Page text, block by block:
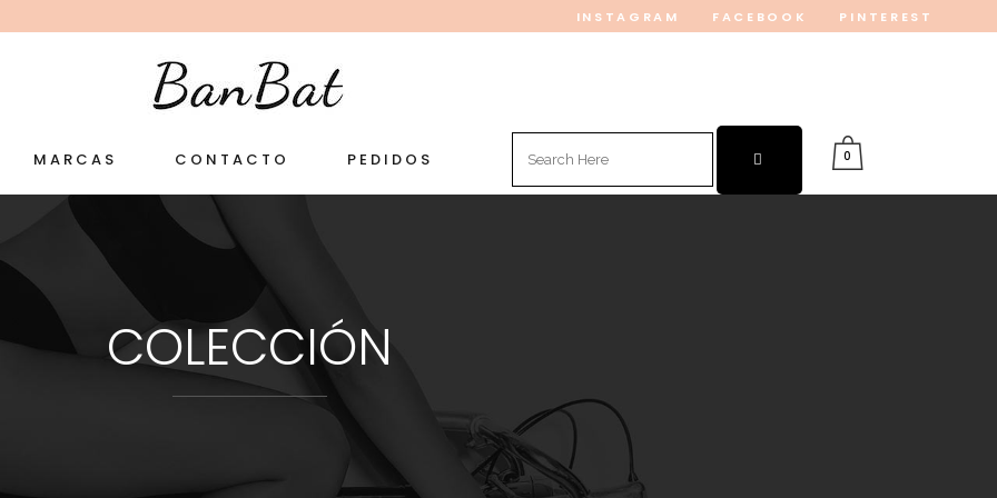
INSTAGRAM FACEBOOK PINTEREST
MARCAS CONTACTO PEDIDOS
Search
for:
0
COLECCIÓN